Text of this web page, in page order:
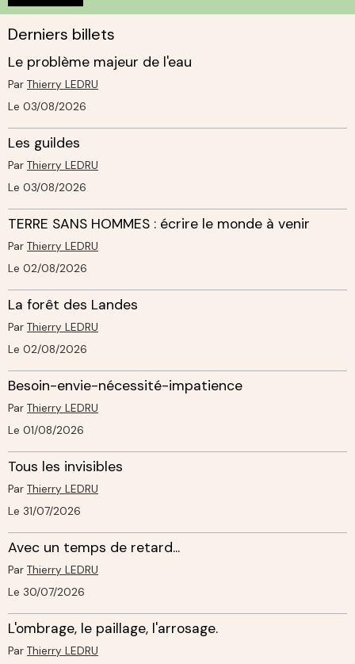
Derniers billets
Le problème majeur de l'eau
Par Thierry LEDRU
Le 03/08/2026
Les guildes
Par Thierry LEDRU
Le 03/08/2026
TERRE SANS HOMMES : écrire le monde à venir
Par Thierry LEDRU
Le 02/08/2026
La forêt des Landes
Par Thierry LEDRU
Le 02/08/2026
Besoin-envie-nécessité-impatience
Par Thierry LEDRU
Le 01/08/2026
Tous les invisibles
Par Thierry LEDRU
Le 31/07/2026
Avec un temps de retard...
Par Thierry LEDRU
Le 30/07/2026
L'ombrage, le paillage, l'arrosage.
Par Thierry LEDRU